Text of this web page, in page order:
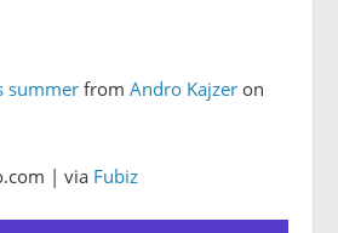
summer from Andro Kajzer on
| via Fubiz